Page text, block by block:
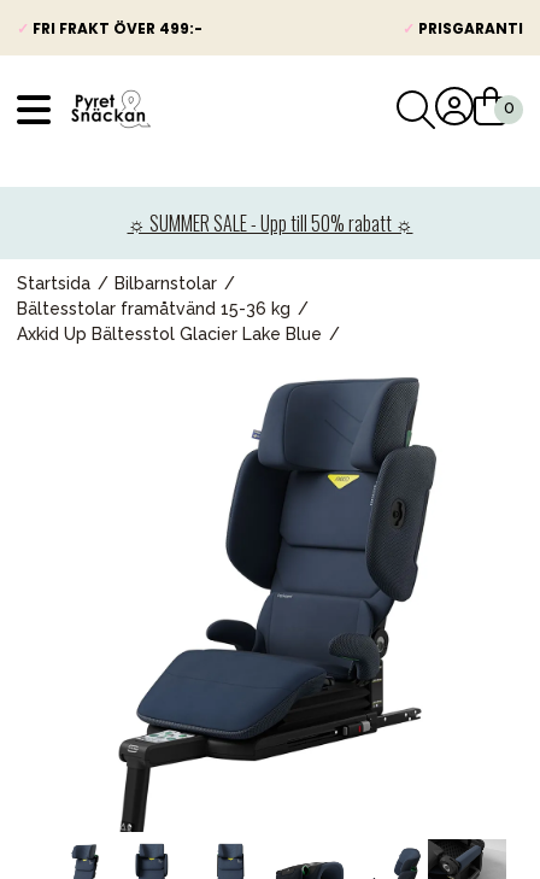
✓ FRI FRAKT ÖVER 499:- ✓ PRISGARANTI
☼ SUMMER SALE - Upp till 50% rabatt ☼
Startsida
Bilbarnstolar
Bältesstolar framåtvänd 15-36 kg
Axkid Up Bältesstol Glacier Lake Blue
Barnvagnar
Bilbarnstolar
Babypaket
Barn & Baby
Leksaker
Förälder
Möbler & bädd
Tillbehör
Reservdelar
Kampanjer
Presenttips
Våra favoriter
Varumärken